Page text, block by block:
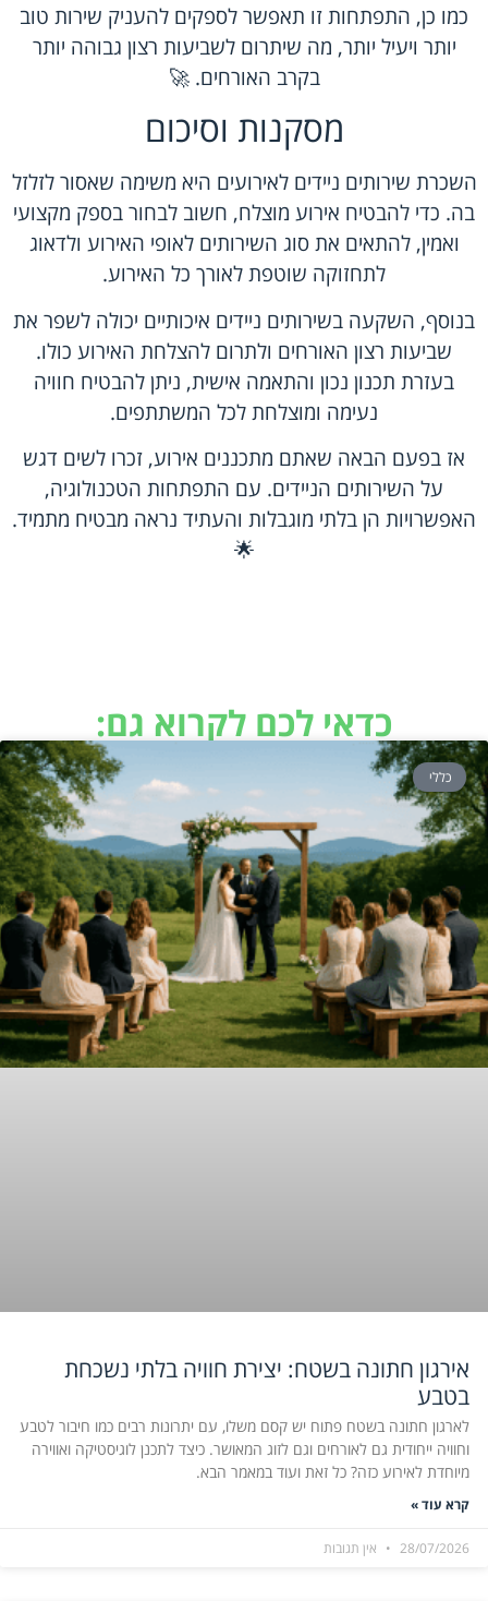
כמו כן, התפתחות זו תאפשר לספקים להעניק שירות טוב
יותר ויעיל יותר, מה שיתרום לשביעות רצון גבוהה יותר
בקרב האורחים. 🚀
מסקנות וסיכום
השכרת שירותים ניידים לאירועים היא משימה שאסור לזלזל
בה. כדי להבטיח אירוע מוצלח, חשוב לבחור בספק מקצועי
ואמין, להתאים את סוג השירותים לאופי האירוע ולדאוג
לתחזוקה שוטפת לאורך כל האירוע.
בנוסף, השקעה בשירותים ניידים איכותיים יכולה לשפר את
שביעות רצון האורחים ולתרום להצלחת האירוע כולו.
בעזרת תכנון נכון והתאמה אישית, ניתן להבטיח חוויה
נעימה ומוצלחת לכל המשתתפים.
אז בפעם הבאה שאתם מתכננים אירוע, זכרו לשים דגש
על השירותים הניידים. עם התפתחות הטכנולוגיה,
האפשרויות הן בלתי מוגבלות והעתיד נראה מבטיח מתמיד.
🌟
כדאי לכם לקרוא גם:
כללי
אירגון חתונה בשטח: יצירת חוויה בלתי נשכחת
בטבע
לארגון חתונה בשטח פתוח יש קסם משלו, עם יתרונות רבים כמו חיבור לטבע
וחוויה ייחודית גם לאורחים וגם לזוג המאושר. כיצד לתכנן לוגיסטיקה ואווירה
מיוחדת לאירוע כזה? כל זאת ועוד במאמר הבא.
קרא עוד »
28/07/2026 אין תגובות